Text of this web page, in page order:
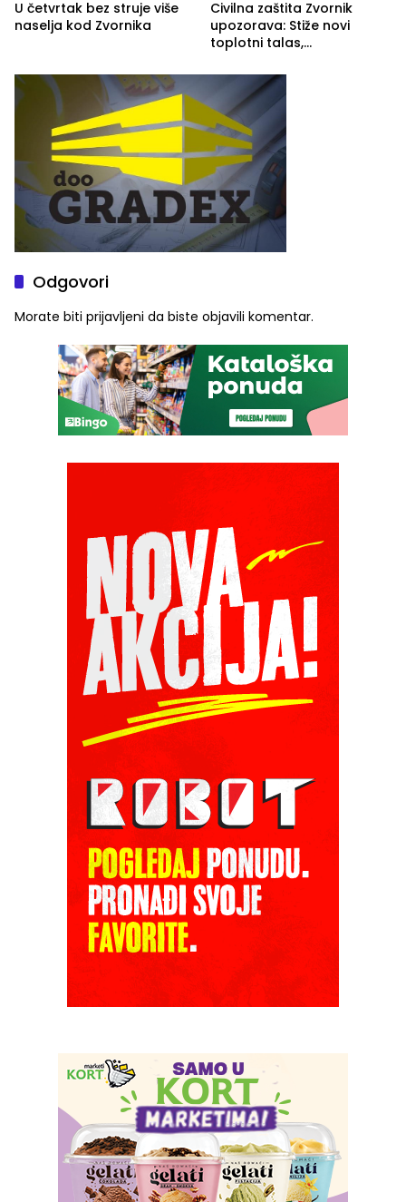
U četvrtak bez struje više
naselja kod Zvornika
Civilna zaštita Zvornik
upozorava: Stiže novi
toplotni talas,
Odgovori
Morate biti prijavljeni da biste objavili komentar.